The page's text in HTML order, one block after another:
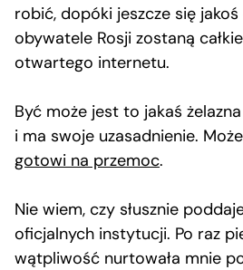
robić, dopóki jeszcze się jakoś
obywatele Rosji zostaną
otwartego internetu.
Być może jest to jakaś
i ma swoje uzasadnienie.
gotowi na przemoc.
Nie wiem, czy słusznie
oficjalnych instytucji. Po raz
wątpliwość nurtowała mnie